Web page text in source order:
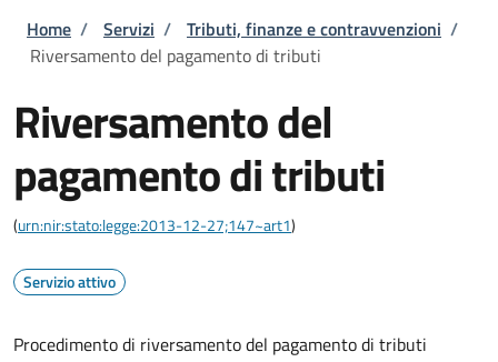
Briciole di pane
Home / Servizi / Tributi, finanze e contravvenzioni /
Riversamento del pagamento di tributi
Riversamento del
pagamento di tributi
(urn:nir:stato:legge:2013-12-27;147~art1)
Servizio attivo
Procedimento di riversamento del pagamento di tributi